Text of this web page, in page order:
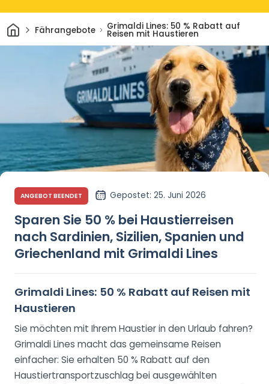
HeimFährangebote Grimaldi Lines: 50 % Rabatt auf
Reisen mit Haustieren
ANGEBOT BEENDET Gepostet: 25. Juni 2026
Sparen Sie 50 % bei Haustierreisen
nach Sardinien, Sizilien, Spanien und
Griechenland mit Grimaldi Lines
Grimaldi Lines: 50 % Rabatt auf Reisen mit
Haustieren
Sie möchten mit Ihrem Haustier in den Urlaub fahren?
Grimaldi Lines macht das gemeinsame Reisen
einfacher: Sie erhalten 50 % Rabatt auf den
Haustiertransportzuschlag bei ausgewählten